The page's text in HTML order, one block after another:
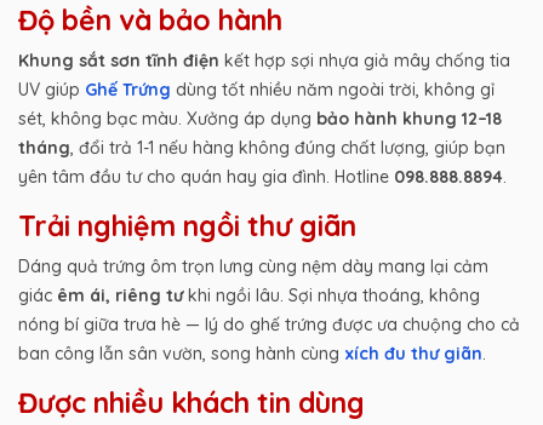
Độ bền và bảo hành
Khung sắt sơn tĩnh điện kết hợp sợi nhựa giả mây chống tia
UV giúp Ghế Trứng dùng tốt nhiều năm ngoài trời, không gỉ
sét, không bạc màu. Xưởng áp dụng bảo hành khung 12–18
tháng , đổi trả 1-1 nếu hàng không đúng chất lượng, giúp bạn
yên tâm đầu tư cho quán hay gia đình. Hotline 098.888.8894
Trải nghiệm ngồi thư giãn
Dáng quả trứng ôm trọn lưng cùng nệm dày mang lại cảm
giác êm ái, riêng tưkhi ngồi lâu. Sợi nhựa thoáng, không
nóng bí giữa trưa hè — lý do ghế trứng được ưa chuộng cho cả
ban công lẫn sân vườn, song hành cùng xích đu thư giãn
Được nhiều khách tin dùng